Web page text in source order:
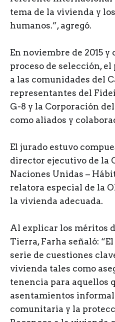
tema de la vivienda y
humanos.”, agregó.
En noviembre de 2015
proceso de selección,
a las comunidades del
representantes del
G-8 y la Corporación
como aliados y
El jurado estuvo
director ejecutivo de la
Naciones Unidas –
relatora especial de la
la vivienda adecuada.
Al explicar los méritos
Tierra, Farha señaló:
serie de cuestiones
vivienda tales como
tenencia para aquellos
asentamientos
comunitaria y la